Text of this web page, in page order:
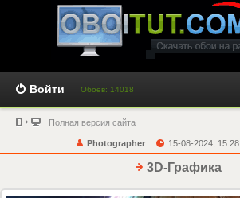
Войти Обоев: 14018
Полная версия сайта
Photographer 15-08-2024, 15:28
3D-Графика